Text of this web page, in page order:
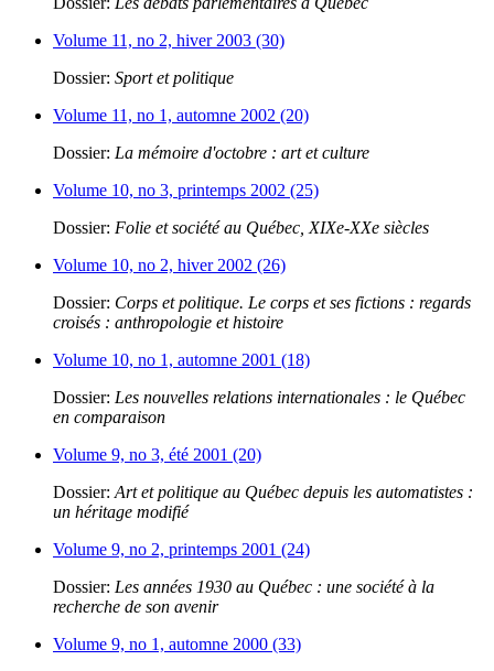
Volume 11, no 2, hiver 2003 (30)
Dossier: Sport et politique
Volume 11, no 1, automne 2002 (20)
Dossier: La mémoire d'octobre : art et culture
Volume 10, no 3, printemps 2002 (25)
Dossier: Folie et société au Québec, XIXe-XXe siècles
Volume 10, no 2, hiver 2002 (26)
Dossier: Corps et politique. Le corps et ses fictions : regards
croisés : anthropologie et histoire
Volume 10, no 1, automne 2001 (18)
Dossier: Les nouvelles relations internationales : le Québec
en comparaison
Volume 9, no 3, été 2001 (20)
Dossier: Art et politique au Québec depuis les automatistes :
un héritage modifié
Volume 9, no 2, printemps 2001 (24)
Dossier: Les années 1930 au Québec : une société à la
recherche de son avenir
Volume 9, no 1, automne 2000 (33)